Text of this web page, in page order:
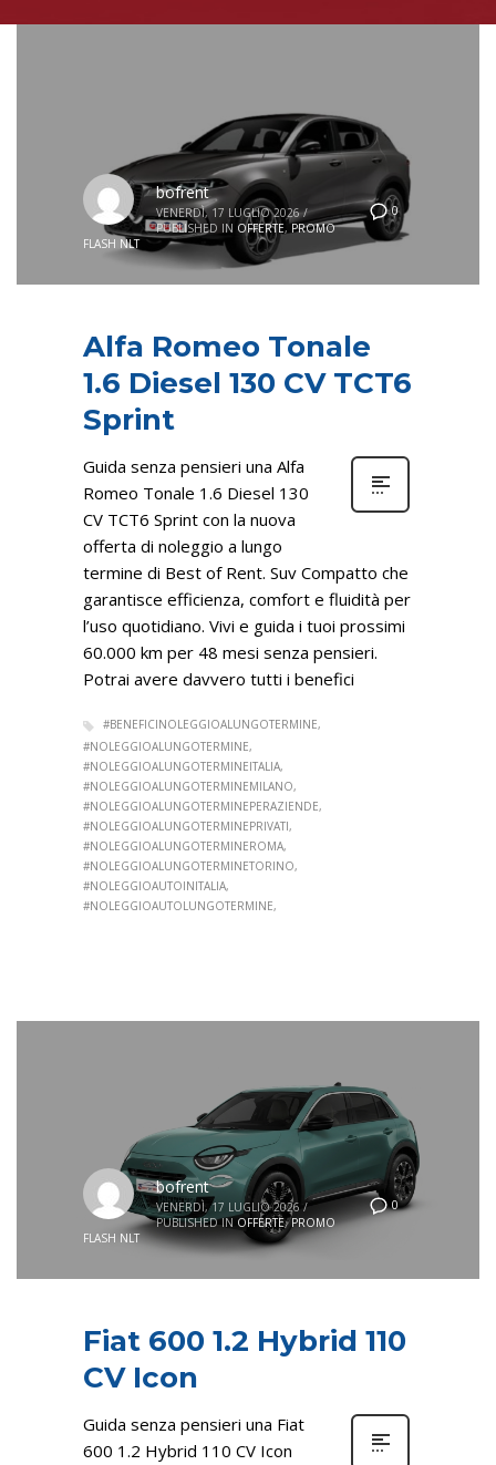
0
bofrent
VENERDÌ, 17 LUGLIO 2026 /
PUBLISHED IN OFFERTE,PROMO
FLASH NLT
Alfa Romeo Tonale
1.6 Diesel 130 CV TCT6
Sprint
Guida senza pensieri una Alfa
Romeo Tonale 1.6 Diesel 130
CV TCT6 Sprint con la nuova
offerta di noleggio a lungo
termine di Best of Rent. Suv Compatto che
garantisce efficienza, comfort e fluidità per
l’uso quotidiano. Vivi e guida i tuoi prossimi
60.000 km per 48 mesi senza pensieri.
Potrai avere davvero tutti i benefici
#BENEFICINOLEGGIOALUNGOTERMINE
#NOLEGGIOALUNGOTERMINE
#NOLEGGIOALUNGOTERMINEITALIA
#NOLEGGIOALUNGOTERMINEMILANO
#NOLEGGIOALUNGOTERMINEPERAZIENDE
#NOLEGGIOALUNGOTERMINEPRIVATI
#NOLEGGIOALUNGOTERMINEROMA
#NOLEGGIOALUNGOTERMINETORINO
#NOLEGGIOAUTOINITALIA
#NOLEGGIOAUTOLUNGOTERMINE
0
bofrent
VENERDÌ, 17 LUGLIO 2026 /
PUBLISHED IN OFFERTE,PROMO
FLASH NLT
Fiat 600 1.2 Hybrid 110
CV Icon
Guida senza pensieri una Fiat
600 1.2 Hybrid 110 CV Icon